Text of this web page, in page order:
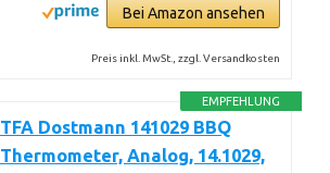
Bei Amazon ansehen
Preis inkl. MwSt., zzgl. Versandkosten
EMPFEHLUNG
TFA Dostmann 141029 BBQ
Thermometer, Analog, 14.1029,